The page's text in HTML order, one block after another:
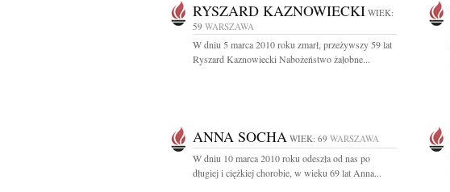
RYSZARD KAZNOWIECKI WIEK:
59 WARSZAWA
W dniu 5 marca 2010 roku zmarł, przeżywszy 59 lat
Ryszard Kaznowiecki Nabożeństwo żałobne...
ANNA SOCHA WIEK: 69 WARSZAWA
W dniu 10 marca 2010 roku odeszła od nas po
długiej i ciężkiej chorobie, w wieku 69 lat Anna...